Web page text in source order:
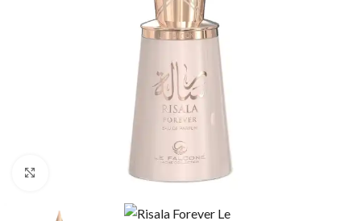
Натисніть, щоб збільшити